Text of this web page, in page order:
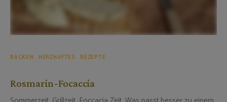
BACKEN HERZHAFTES REZEPTE
Rosmarin-Focaccia